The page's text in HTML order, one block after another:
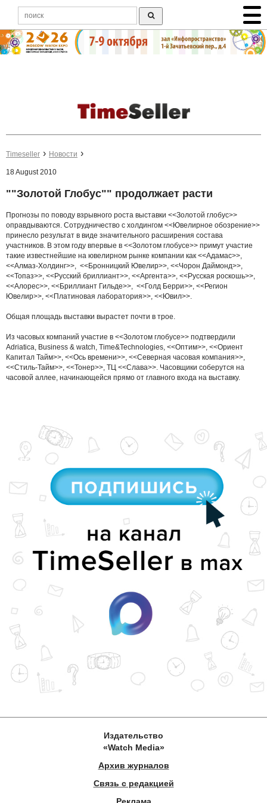
Timeseller Новости
18 August 2010
""Золотой Глобус"" продолжает расти
Прогнозы по поводу взрывного роста выставки <<Золотой глобус>>
оправдываются. Сотрудничество с холдингом <<Ювелирное обозрение>>
принесло результат в виде значительного расширения состава
участников. В этом году впервые в <<Золотом глобусе>> примут участие
такие известнейшие на ювелирном рынке компании как <<Адамас>>,
<<Алмаз-Холдинг>>, <<Бронницкий Ювелир>>, <<Чорон Даймонд>>,
<<Топаз>>, <<Русский бриллиант>>, <<Аргента>>, <<Русская роскошь>>,
<<Алорес>>, <<Бриллиант Гильде>>, <<Голд Берри>>, <<Регион
Ювелир>>, <<Платиновая лаборатория>>, <<Ювил>>.
Общая площадь выставки вырастет почти в трое.
Из часовых компаний участие в <<Золотом глобусе>> подтвердили
Adriatica, Business & watch, Time&Technologies, <<Оптим>>, <<Ориент
Капитал Тайм>>, <<Ось времени>>, <<Северная часовая компания>>,
<<Стиль-Тайм>>, <<Тонер>>, ТЦ <<Слава>>. Часовщики соберутся на
часовой аллее, начинающейся прямо от главного входа на выставку.
Издательство
«Watch Media»
Архив журналов
Связь с редакцией